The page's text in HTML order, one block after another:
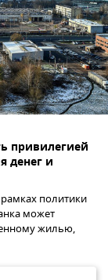
привилегией
денег и
политики
может
жилью,